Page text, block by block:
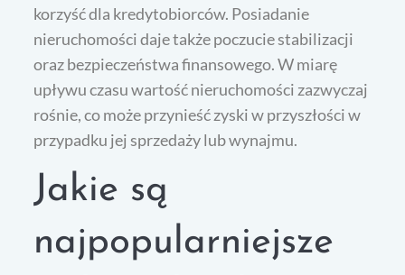
korzyść dla kredytobiorców. Posiadanie
nieruchomości daje także poczucie stabilizacji
oraz bezpieczeństwa finansowego. W miarę
upływu czasu wartość nieruchomości zazwyczaj
rośnie, co może przynieść zyski w przyszłości w
przypadku jej sprzedaży lub wynajmu.
Jakie są
najpopularniejsze